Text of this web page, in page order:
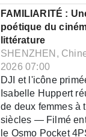
FAMILIARITÉ :
poétique du
littérature
SHENZHEN,
2026 07:00
DJI et l'icône
Isabelle Huppert
de deux femmes à
siècles — Filmé
le Osmo Pocket